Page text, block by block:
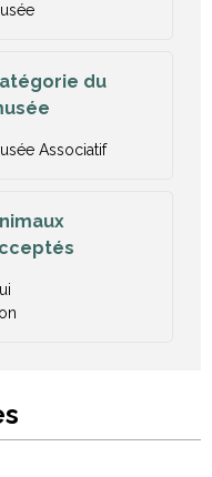
du
Associatif